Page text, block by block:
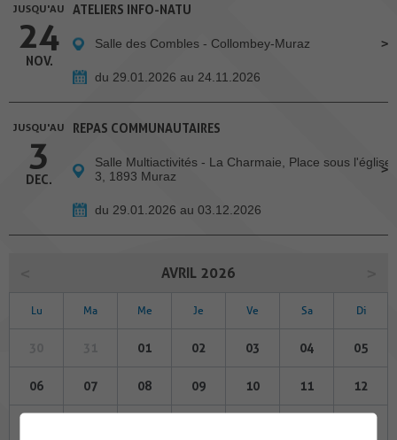
JUSQU'AU
24
NOV.
ATELIERS INFO-NATU
Salle des Combles - Collombey-Muraz
du 29.01.2026 au 24.11.2026
JUSQU'AU
3
DEC.
REPAS COMMUNAUTAIRES
Salle Multiactivités - La Charmaie, Place sous l'église
3, 1893 Muraz
du 29.01.2026 au 03.12.2026
AVRIL 2026
Lu Ma Me Je Ve Sa Di
01 02 03 04 05
06 07 08 09 10 11 12